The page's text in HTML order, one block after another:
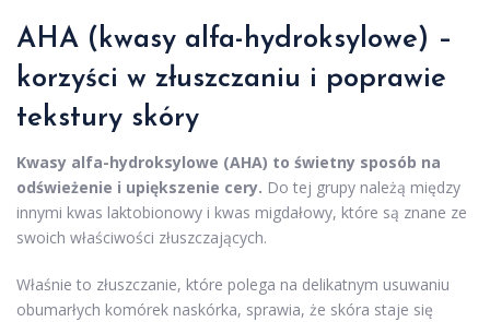
AHA (kwasy alfa-hydroksylowe) –
korzyści w złuszczaniu i poprawie
tekstury skóry
Kwasy alfa-hydroksylowe (AHA) to świetny sposób na
odświeżenie i upiększenie cery. Do tej grupy należą między
innymi kwas laktobionowy i kwas migdałowy, które są znane ze
swoich właściwości złuszczających.
Właśnie to złuszczanie, które polega na delikatnym usuwaniu
obumarłych komórek naskórka, sprawia, że skóra staje się